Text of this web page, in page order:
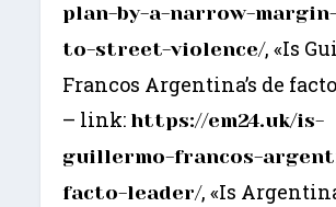
plan-by-a-narrow-
to-street-violence/, «Is
Francos Argentina’s de
– link: https://em24.uk/is-
guillermo-francos-
facto-leader/, «Is